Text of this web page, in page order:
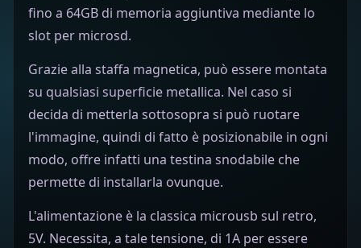
fino a 64GB di memoria aggiuntiva mediante lo
slot per microsd.
Grazie alla staffa magnetica, può essere montata
su qualsiasi superficie metallica. Nel caso si
decida di metterla sottosopra si può ruotare
l'immagine, quindi di fatto è posizionabile in ogni
modo, offre infatti una testina snodabile che
permette di installarla ovunque.
L'alimentazione è la classica microusb sul retro,
5V. Necessita, a tale tensione, di 1A per essere